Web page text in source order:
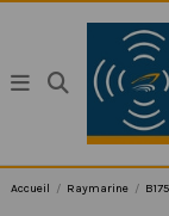
Accueil Raymarine